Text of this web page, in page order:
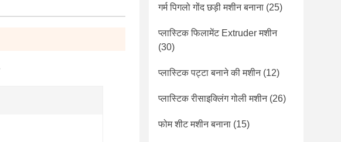
गर्म पिगलो गोंद छड़ी मशीन बनाना (25)
प्लास्टिक फिलामेंट Extruder मशीन
(30)
प्लास्टिक पट्टा बनाने की मशीन(12)
प्लास्टिक रीसाइक्लिंग गोली मशीन(26)
फोम शीट मशीन बनाना (15)